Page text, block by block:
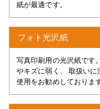
紙が最適です。
フォト光沢紙
写真印刷用の光沢紙です
やキズに弱く、 取扱い
使用をお勧めしております